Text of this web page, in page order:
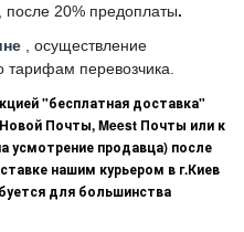
после 20% предоплаты.
, осуществление
тарифам перевозчика.
"бесплатная доставка"
Почты, Meest Почты или к
усмотрение продавца) после
нашим курьером в г.Киев
для большинства